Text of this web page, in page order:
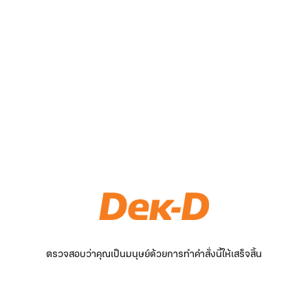
ตรวจสอบว่าคุณเป็นมนุษย์ด้วยการทำคำสั่งนี้ให้เสร็จสิ้น